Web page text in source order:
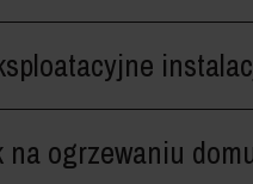
na ogrzewaniu